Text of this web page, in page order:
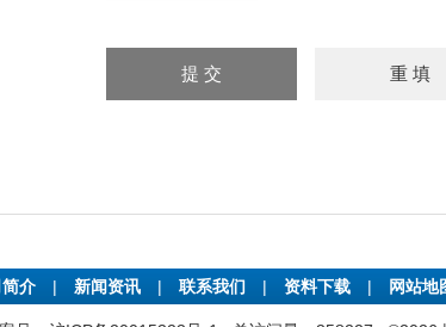
介 | 新闻资讯 | 联系我们 | 资料下载 | 网站地